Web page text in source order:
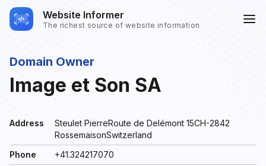
Website Informer
The richest source of website information
Domain Owner
Image et Son SA
Address
Steulet PierreRoute de Delémont 15CH-2842
RossemaisonSwitzerland
Phone
+41.324217070